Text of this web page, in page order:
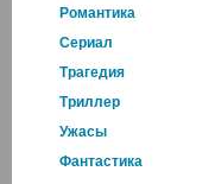
Романтика
Cериал
Трагедия
Триллер
Ужасы
Фантастика